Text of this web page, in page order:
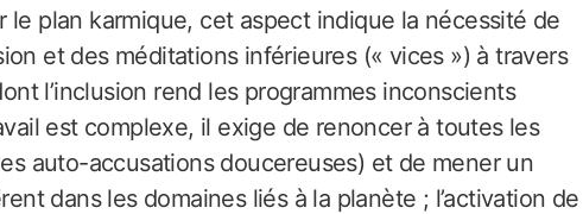
le plan karmique, cet aspect indique la nécessité de
et des méditations inférieures (« vices ») à travers
l’inclusion rend les programmes inconscients
est complexe, il exige de renoncer à toutes les
auto-accusations doucereuses) et de mener un
dans les domaines liés à la planète ; l’activation de